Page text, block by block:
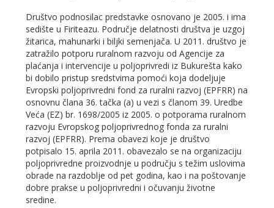
Društvo podnosilac predstavke osnovano je 2005. i ima
sedište u Firiteazu. Područje delatnosti društva je uzgoj
žitarica, mahunarki i biljki semenjača. U 2011. društvo je
zatražilo potporu ruralnom razvoju od Agencije za
plaćanja i intervencije u poljoprivredi iz Bukurešta kako
bi dobilo pristup sredstvima pomoći koja dodeljuje
Evropski poljoprivredni fond za ruralni razvoj (EPFRR) na
osnovnu člana 36. tačka (a) u vezi s članom 39. Uredbe
Veća (EZ) br. 1698/2005 iz 2005. o potporama ruralnom
razvoju Evropskog poljoprivrednog fonda za ruralni
razvoj (EPFRR). Prema obavezi koje je društvo
potpisalo 15. aprila 2011. obavezalo se na organizaciju
poljoprivredne proizvodnje u području s težim uslovima
obrade na razdoblje od pet godina, kao i na poštovanje
dobre prakse u poljoprivredni i očuvanju životne
sredine.